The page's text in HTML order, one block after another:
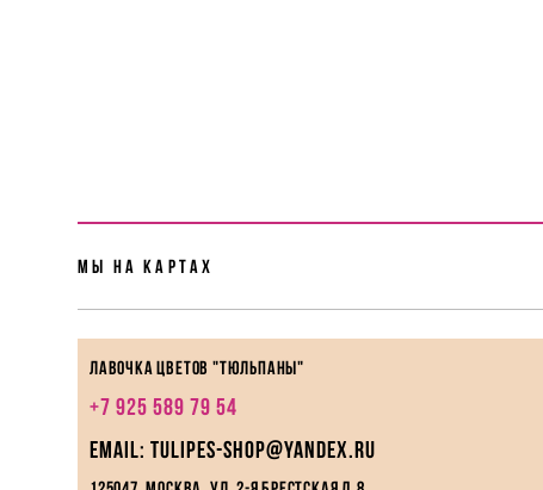
Мы На картах
Лавочка цветов "Тюльпаны"
+7 925 589 79 54
EMAIL: tulipes-shop@yandex.ru